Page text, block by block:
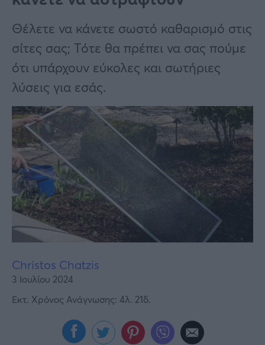
Επιδοτήσεις
ΕΣΠΑ
Κόσμος
Lifestyle
Αθλητικά
Υγεία
Γυναίκα
Καιρός
Θέλετε να κάνετε σωστό καθαρισμό στις
σίτες σας; Τότε θα πρέπει να σας πούμε
ότι υπάρχουν εύκολες και σωτήριες
λύσεις για εσάς.
Christos Chatzis
3 Ιουλίου 2024
Εκτ. Χρόνος Ανάγνωσης: 4λ. 21δ.